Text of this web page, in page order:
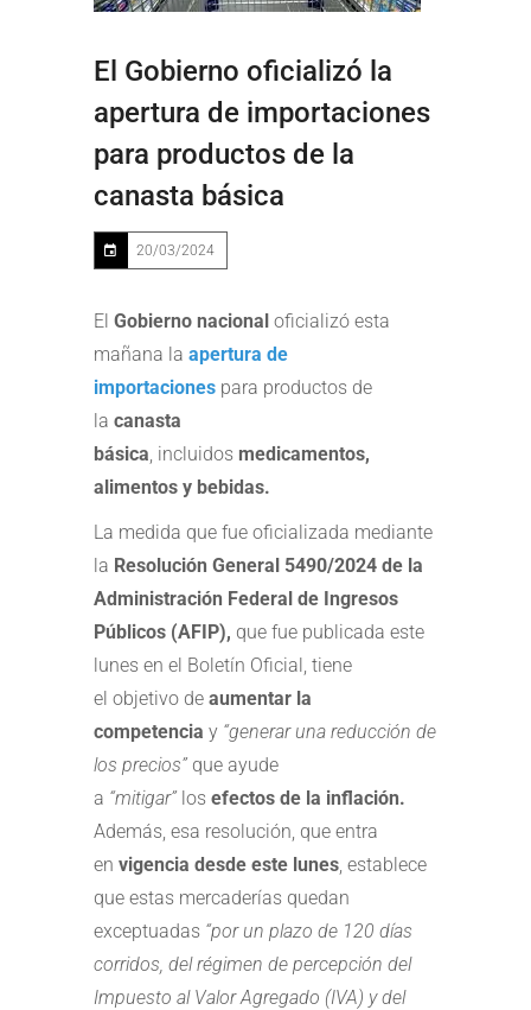
El Gobierno oficializó la
apertura de importaciones
para productos de la
canasta básica
20/03/2024
El Gobierno nacional oficializó esta
mañana la apertura de
importaciones para productos de
la canasta
básica , incluidos medicamentos,
alimentos y bebidas.
La medida que fue oficializada mediante
la Resolución General 5490/2024 de la
Administración Federal de Ingresos
Públicos (AFIP), que fue publicada este
lunes en el Boletín Oficial, tiene
el objetivo de aumentar la
competencia y “generar una reducción de
los precios”que ayude
a “mitigar” los efectos de la inflación.
Además, esa resolución, que entra
en vigencia desde este lunes , establece
que estas mercaderías quedan
exceptuadas “por un plazo de 120 días
corridos, del régimen de percepción del
Impuesto al Valor Agregado (IVA) y del